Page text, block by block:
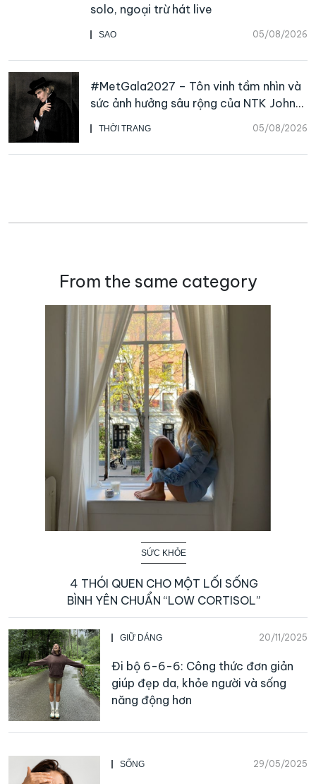
SAO 05/08/2026
solo, ngoại trừ hát live
THỜI TRANG 05/08/2026
#MetGala2027 – Tôn vinh tầm nhìn và
sức ảnh hưởng sâu rộng của NTK John
Galliano
From the same category
SỨC KHỎE
4 THÓI QUEN CHO MỘT LỐI SỐNG
BÌNH YÊN CHUẨN “LOW CORTISOL”
GIỮ DÁNG 20/11/2025
Đi bộ 6-6-6: Công thức đơn giản
giúp đẹp da, khỏe người và sống
năng động hơn
SỐNG 29/05/2025